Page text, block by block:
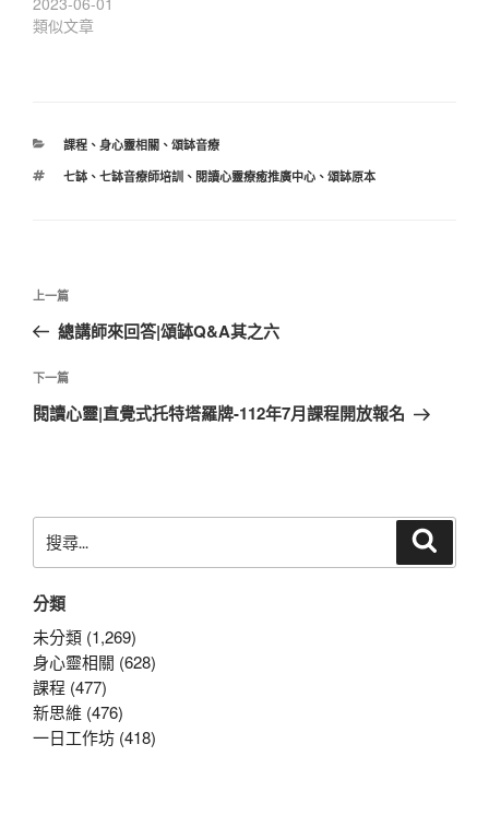
類似文章
分
課程、 身心靈相關、 頌缽音療
標
七缽、 七缽音療師培訓、 閱讀心靈療癒推廣中心、 頌缽原本
文
導
覽
上
一
文
章
上一篇
總講師來回答|頌缽Q&A其之六
下
一
下一篇
閱讀心靈|直覺式托特塔羅牌-112年7月課程開放報名
尋
鍵
字:
分類
未分類 (1,269)
身心靈相關 (628)
課程 (477)
新思維 (476)
一日工作坊 (418)